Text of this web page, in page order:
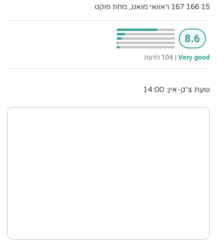
15 166 167 ראוואי מואנג, מחוז פוקט
8.6
Very good
| 104 הדעת
שעת צ'ק-אין: 14:00